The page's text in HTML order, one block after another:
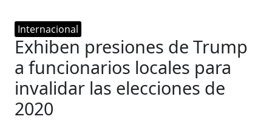
Internacional
Exhiben presiones de Trump
a funcionarios locales para
invalidar las elecciones de
2020